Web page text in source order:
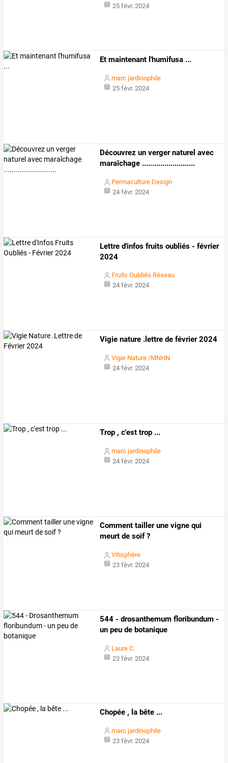
25 févr. 2024
Et maintenant l'humifusa ...
marc jardinophile
25 févr. 2024
Découvrez un verger naturel avec
maraîchage ..........................
Permaculture Design
24 févr. 2024
Lettre d'infos fruits oubliés - février
2024
Fruits Oubliés Réseau
24 févr. 2024
Vigie nature .lettre de février 2024
Vigie Nature /MNHN
24 févr. 2024
Trop , c'est trop ...
marc jardinophile
24 févr. 2024
Comment tailler une vigne qui
meurt de soif ?
Vitisphère
23 févr. 2024
544 - drosanthemum floribundum -
un peu de botanique
Laure C.
23 févr. 2024
Chopée , la bête ...
marc jardinophile
23 févr. 2024